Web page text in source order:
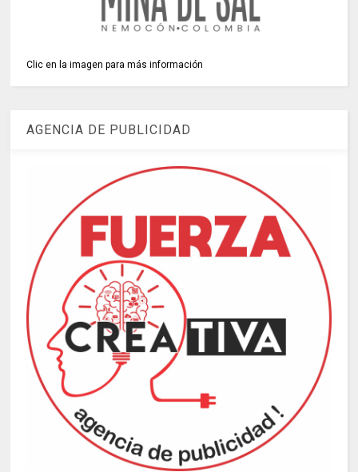
Clic en la imagen para más información
AGENCIA DE PUBLICIDAD